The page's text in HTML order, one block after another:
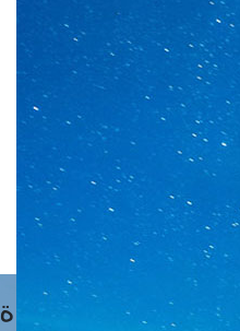
استعلام عن فتوى
حجز موعد
الفتوى الهاتفية
مَواقِيتُ الصَّـــلاة